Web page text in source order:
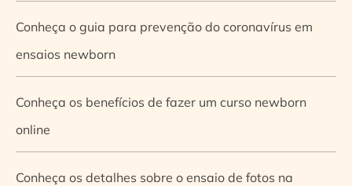
Conheça o guia para prevenção do coronavírus em
ensaios newborn
Conheça os benefícios de fazer um curso newborn
online
Conheça os detalhes sobre o ensaio de fotos na